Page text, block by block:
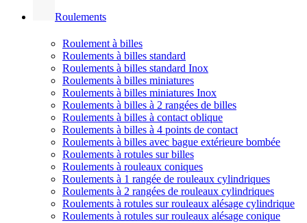
Roulements
Roulement à billes
Roulements à billes standard
Roulements à billes standard Inox
Roulements à billes miniatures
Roulements à billes miniatures Inox
Roulements à billes à 2 rangées de billes
Roulements à billes à contact oblique
Roulements à billes à 4 points de contact
Roulements à billes avec bague extérieure bombée
Roulements à rotules sur billes
Roulements à rouleaux coniques
Roulements à 1 rangée de rouleaux cylindriques
Roulements à 2 rangées de rouleaux cylindriques
Roulements à rotules sur rouleaux alésage cylindrique
Roulements à rotules sur rouleaux alésage conique